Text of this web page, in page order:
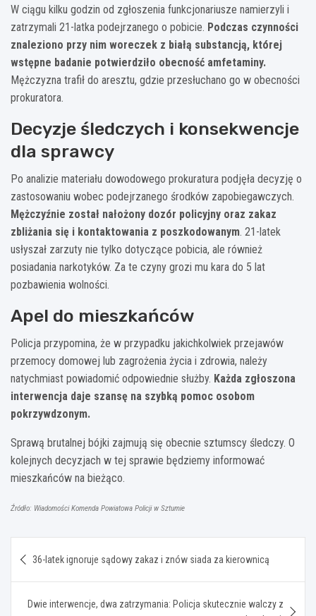
W ciągu kilku godzin od zgłoszenia funkcjonariusze namierzyli i
zatrzymali 21-latka podejrzanego o pobicie. Podczas czynności
znaleziono przy nim woreczek z białą substancją, której
wstępne badanie potwierdziło obecność amfetaminy.
Mężczyzna trafił do aresztu, gdzie przesłuchano go w obecności
prokuratora.
Decyzje śledczych i konsekwencje
dla sprawcy
Po analizie materiału dowodowego prokuratura podjęła decyzję o
zastosowaniu wobec podejrzanego środków zapobiegawczych.
Mężczyźnie został nałożony dozór policyjny oraz zakaz
zbliżania się i kontaktowania z poszkodowanym. 21-latek
usłyszał zarzuty nie tylko dotyczące pobicia, ale również
posiadania narkotyków. Za te czyny grozi mu kara do 5 lat
pozbawienia wolności.
Apel do mieszkańców
Policja przypomina, że w przypadku jakichkolwiek przejawów
przemocy domowej lub zagrożenia życia i zdrowia, należy
natychmiast powiadomić odpowiednie służby. Każda zgłoszona
interwencja daje szansę na szybką pomoc osobom
pokrzywdzonym.
Sprawą brutalnej bójki zajmują się obecnie sztumscy śledczy. O
kolejnych decyzjach w tej sprawie będziemy informować
mieszkańców na bieżąco.
Źródło: Wiadomości Komenda Powiatowa Policji w Sztumie
wpisu
36-latek ignoruje sądowy zakaz i znów siada za kierownicą
Dwie interwencje, dwa zatrzymania: Policja skutecznie walczy z